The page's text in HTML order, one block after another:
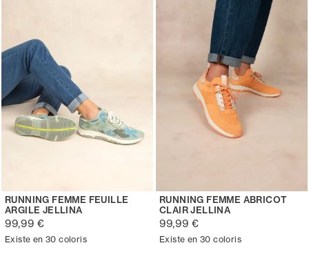
RUNNING FEMME FEUILLE
ARGILE JELLINA
99,99 €
Existe en 30 coloris
RUNNING FEMME ABRICOT
CLAIR JELLINA
99,99 €
Existe en 30 coloris